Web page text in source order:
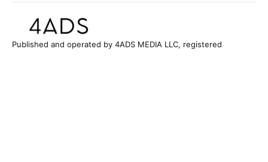
Published and operated by 4ADS MEDIA LLC, registered